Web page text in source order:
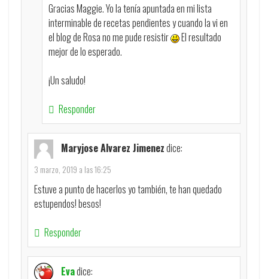
Gracias Maggie. Yo la tenía apuntada en mi lista
interminable de recetas pendientes y cuando la vi en
el blog de Rosa no me pude resistir
El resultado
mejor de lo esperado.
¡Un saludo!
Responder
Maryjose Alvarez Jimenezdice:
3 marzo, 2019 a las 16:25
Estuve a punto de hacerlos yo también, te han quedado
estupendos! besos!
Responder
Evadice: